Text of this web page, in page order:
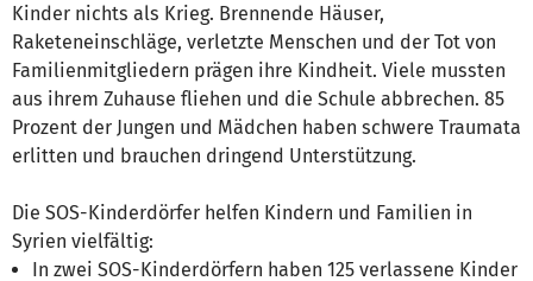
Kinder nichts als Krieg. Brennende Häuser,
Raketeneinschläge, verletzte Menschen und der Tot von
Familienmitgliedern prägen ihre Kindheit. Viele mussten
aus ihrem Zuhause fliehen und die Schule abbrechen. 85
Prozent der Jungen und Mädchen haben schwere Traumata
erlitten und brauchen dringend Unterstützung.
Die SOS-Kinderdörfer helfen Kindern und Familien in
Syrien vielfältig:
In zwei SOS-Kinderdörfern haben 125 verlassene Kinder